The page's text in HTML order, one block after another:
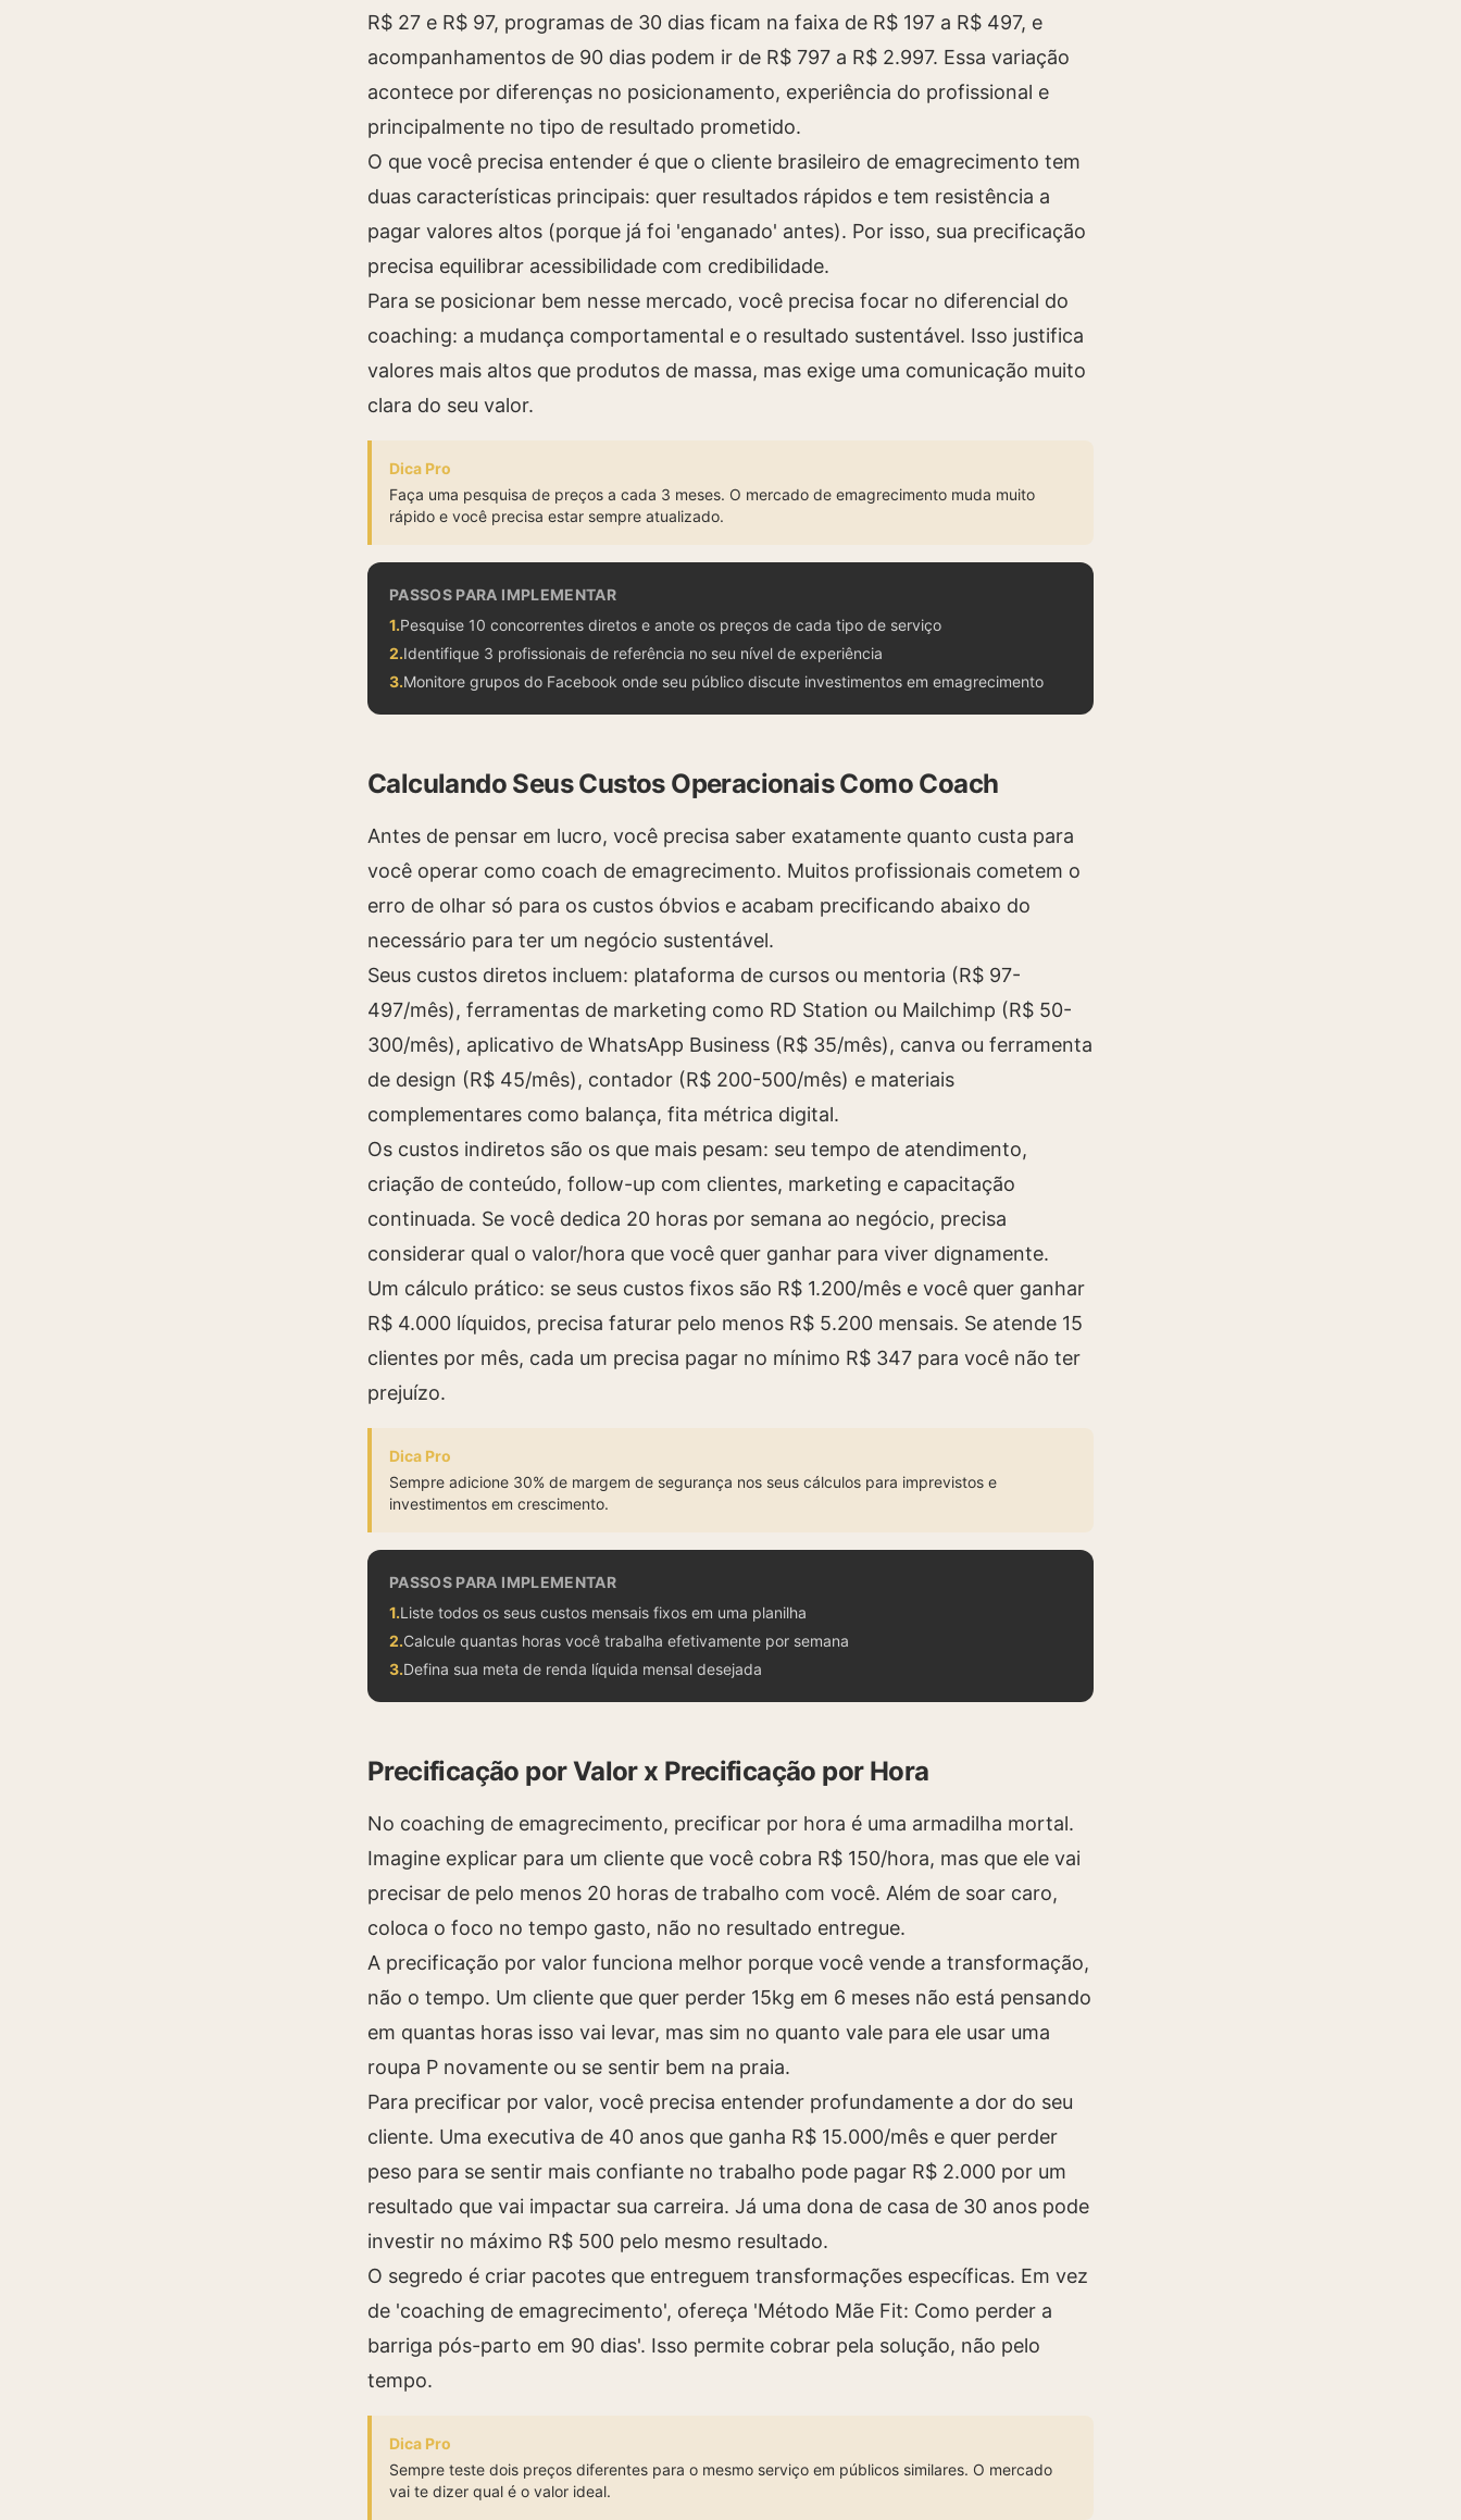
R$ 27 e R$ 97, programas de 30 dias ficam na faixa de R$ 197 a R$ 497, e
acompanhamentos de 90 dias podem ir de R$ 797 a R$ 2.997. Essa variação
acontece por diferenças no posicionamento, experiência do profissional e
principalmente no tipo de resultado prometido.
O que você precisa entender é que o cliente brasileiro de emagrecimento tem
duas características principais: quer resultados rápidos e tem resistência a
pagar valores altos (porque já foi 'enganado' antes). Por isso, sua precificação
precisa equilibrar acessibilidade com credibilidade.
Para se posicionar bem nesse mercado, você precisa focar no diferencial do
coaching: a mudança comportamental e o resultado sustentável. Isso justifica
valores mais altos que produtos de massa, mas exige uma comunicação muito
clara do seu valor.
Dica Pro
Faça uma pesquisa de preços a cada 3 meses. O mercado de emagrecimento muda muito
rápido e você precisa estar sempre atualizado.
PASSOS PARA IMPLEMENTAR
1.Pesquise 10 concorrentes diretos e anote os preços de cada tipo de serviço
2.Identifique 3 profissionais de referência no seu nível de experiência
3.Monitore grupos do Facebook onde seu público discute investimentos em emagrecimento
Calculando Seus Custos Operacionais Como Coach
Antes de pensar em lucro, você precisa saber exatamente quanto custa para
você operar como coach de emagrecimento. Muitos profissionais cometem o
erro de olhar só para os custos óbvios e acabam precificando abaixo do
necessário para ter um negócio sustentável.
Seus custos diretos incluem: plataforma de cursos ou mentoria (R$ 97-
497/mês), ferramentas de marketing como RD Station ou Mailchimp (R$ 50-
300/mês), aplicativo de WhatsApp Business (R$ 35/mês), canva ou ferramenta
de design (R$ 45/mês), contador (R$ 200-500/mês) e materiais
complementares como balança, fita métrica digital.
Os custos indiretos são os que mais pesam: seu tempo de atendimento,
criação de conteúdo, follow-up com clientes, marketing e capacitação
continuada. Se você dedica 20 horas por semana ao negócio, precisa
considerar qual o valor/hora que você quer ganhar para viver dignamente.
Um cálculo prático: se seus custos fixos são R$ 1.200/mês e você quer ganhar
R$ 4.000 líquidos, precisa faturar pelo menos R$ 5.200 mensais. Se atende 15
clientes por mês, cada um precisa pagar no mínimo R$ 347 para você não ter
prejuízo.
Dica Pro
Sempre adicione 30% de margem de segurança nos seus cálculos para imprevistos e
investimentos em crescimento.
PASSOS PARA IMPLEMENTAR
1.Liste todos os seus custos mensais fixos em uma planilha
2.Calcule quantas horas você trabalha efetivamente por semana
3.Defina sua meta de renda líquida mensal desejada
Precificação por Valor x Precificação por Hora
No coaching de emagrecimento, precificar por hora é uma armadilha mortal.
Imagine explicar para um cliente que você cobra R$ 150/hora, mas que ele vai
precisar de pelo menos 20 horas de trabalho com você. Além de soar caro,
coloca o foco no tempo gasto, não no resultado entregue.
A precificação por valor funciona melhor porque você vende a transformação,
não o tempo. Um cliente que quer perder 15kg em 6 meses não está pensando
em quantas horas isso vai levar, mas sim no quanto vale para ele usar uma
roupa P novamente ou se sentir bem na praia.
Para precificar por valor, você precisa entender profundamente a dor do seu
cliente. Uma executiva de 40 anos que ganha R$ 15.000/mês e quer perder
peso para se sentir mais confiante no trabalho pode pagar R$ 2.000 por um
resultado que vai impactar sua carreira. Já uma dona de casa de 30 anos pode
investir no máximo R$ 500 pelo mesmo resultado.
O segredo é criar pacotes que entreguem transformações específicas. Em vez
de 'coaching de emagrecimento', ofereça 'Método Mãe Fit: Como perder a
barriga pós-parto em 90 dias'. Isso permite cobrar pela solução, não pelo
tempo.
Dica Pro
Sempre teste dois preços diferentes para o mesmo serviço em públicos similares. O mercado
vai te dizer qual é o valor ideal.